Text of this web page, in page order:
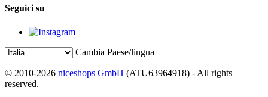
Seguici su
Cambia Paese/lingua
© 2010-2026 niceshops GmbH (ATU63964918) - All rights
reserved.